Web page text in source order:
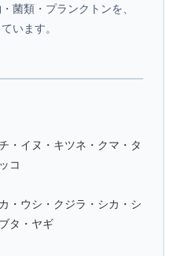
菌類・プランクトンを、
います。
・イヌ・キツネ・クマ・タ
コ
・ウシ・クジラ・シカ・シ
タ・ヤギ